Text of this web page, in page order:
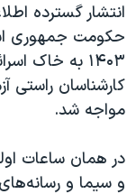
تریبونال مردمی آبان
دادگاه حمید نوری
چهل سال
قانون شفافیت
اسرائیل در جنگ
انتشار گسترده
۱۴۰۳ به خاک
کارشناسان راستی
مواجه شد.
در همان ساعات
و سیما و